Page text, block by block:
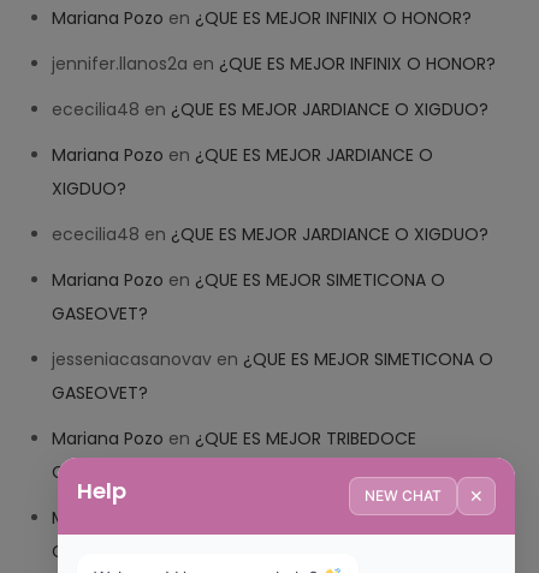
Mariana Pozo en ¿QUE ES MEJOR INFINIX O HONOR?
jennifer.llanos2a en ¿QUE ES MEJOR INFINIX O HONOR?
ececilia48 en ¿QUE ES MEJOR JARDIANCE O XIGDUO?
Mariana Pozo en ¿QUE ES MEJOR JARDIANCE O
XIGDUO?
ececilia48 en ¿QUE ES MEJOR JARDIANCE O XIGDUO?
Mariana Pozo en ¿QUE ES MEJOR SIMETICONA O
GASEOVET?
jesseniacasanovav en ¿QUE ES MEJOR SIMETICONA O
GASEOVET?
Mariana Pozo en ¿QUE ES MEJOR TRIBEDOCE
COMPUESTO O TRIBEDOCE DX?
Mariana Pozo
¿QUE ES MEJOR TRIBEDOCE
COMPUESTO O TRIBEDOCE DX?
Help NEW CHAT ✕